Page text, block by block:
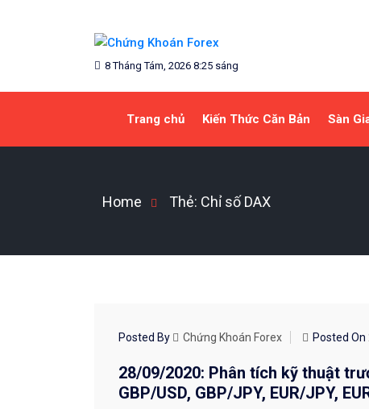
CHỨNG KHOÁN FOREX
Blog chia sẻ về Chứng Khoán và Forex
8 Tháng Tám, 2026 8:25 sáng
Trang chủ Kiến Thức Căn Bản Sàn
Home Thẻ: Chỉ số DAX
CHIẾN LƯỢC GIAO DỊCH
Posted By Chứng Khoán Forex Posted On
28/09/2020: Phân tích kỹ thuật
GBP/USD, GBP/JPY, EUR/JPY,